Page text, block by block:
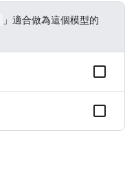
」適合做為這個模型的